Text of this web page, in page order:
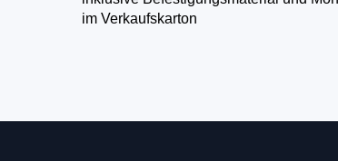
im Verkaufskarton